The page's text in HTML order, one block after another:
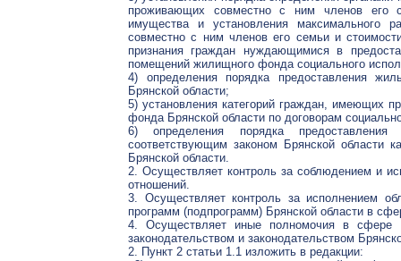
проживающих совместно с ним членов его
имущества и установления максимального
совместно с ним членов его семьи и
признания граждан нуждающимися в
помещений жилищного фонда социального
4) определения порядка предоставления
Брянской области;
5) установления категорий граждан, имеющих
фонда Брянской области по договорам
6) определения порядка
соответствующим законом Брянской области
Брянской области.
2. Осуществляет контроль за соблюдением и
отношений.
3. Осуществляет контроль за исполнением
программ (подпрограмм) Брянской области в
4. Осуществляет иные полномочия в сфере
законодательством и законодательством
2. Пункт 2 статьи 1.1 изложить в редакции: